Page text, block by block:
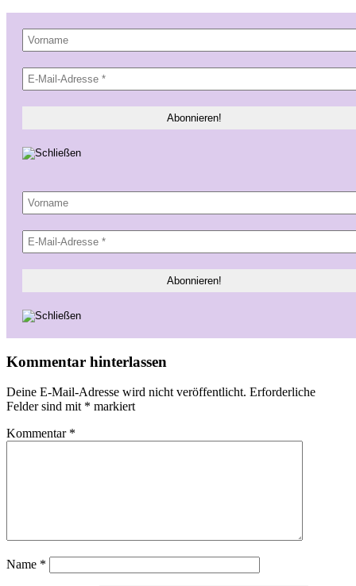
Kommentar hinterlassen
Deine E-Mail-Adresse wird nicht veröffentlicht. Erforderliche
Felder sind mit * markiert
Kommentar *
Name *